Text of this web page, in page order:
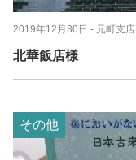
2019年12月30日 - 元町支店
北華飯店様
その他